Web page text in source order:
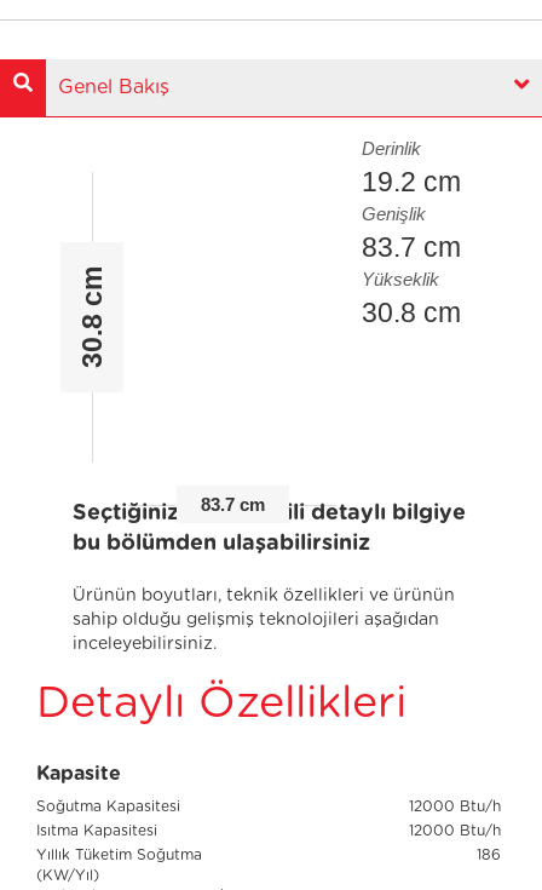
Genel Bakış
30.8 cm
83.7 cm
Derinlik
19.2 cm
Genişlik
83.7 cm
Yükseklik
30.8 cm
Seçtiğiniz ürünle ilgili detaylı bilgiye
bu bölümden ulaşabilirsiniz
Ürünün boyutları, teknik özellikleri ve ürünün
sahip olduğu gelişmiş teknolojileri aşağıdan
inceleyebilirsiniz.
Detaylı Özellikleri
Kapasite
Soğutma Kapasitesi
12000 Btu/h
Isıtma Kapasitesi
12000 Btu/h
Yıllık Tüketim Soğutma
(KW/Yıl)
186